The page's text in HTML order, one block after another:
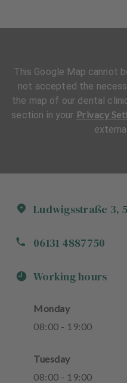
Ludwigsstraße 3,
06131 4887750
Working hours
Monday
08:00 - 19:00
Tuesday
08:00 - 19:00
This Google Map cannot
not accepted the
the map of our dental
section in your Privacy